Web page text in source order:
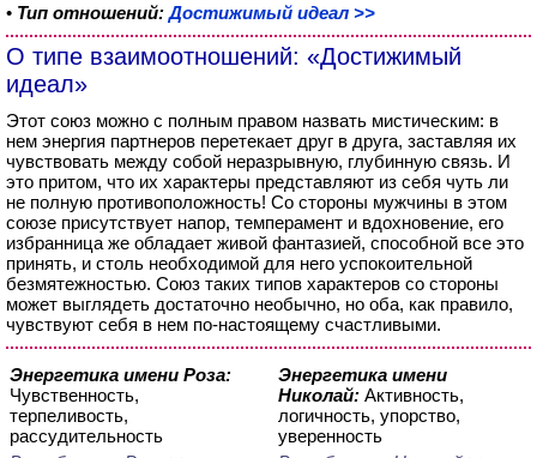
• Тип отношений:Достижимый идеал >>
О типе взаимоотношений: «Достижимый
идеал»
Этот союз можно с полным правом назвать мистическим: в
нем энергия партнеров перетекает друг в друга, заставляя их
чувствовать между собой неразрывную, глубинную связь. И
это притом, что их характеры представляют из себя чуть ли
не полную противоположность! Со стороны мужчины в этом
союзе присутствует напор, темперамент и вдохновение, его
избранница же обладает живой фантазией, способной все это
принять, и столь необходимой для него успокоительной
безмятежностью. Союз таких типов характеров со стороны
может выглядеть достаточно необычно, но оба, как правило,
чувствуют себя в нем по-настоящему счастливыми.
Энергетика имени Роза:
Чувственность,
терпеливость,
рассудительность
Энергетика имени
Николай: Активность,
логичность, упорство,
уверенность